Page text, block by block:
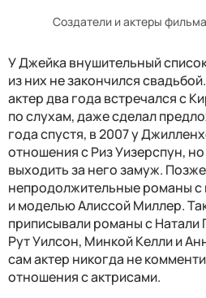
Создатели и актеры
У Джейка внушительный
из них не закончился
актер два года встречался с
по слухам, даже сделал
года спустя, в 2007 у
отношения с Риз Уизерспун,
выходить за него замуж.
непродолжительные романы с
и моделью Алиссой Миллер.
приписывали романы с
Рут Уилсон, Минкой Келли и
сам актер никогда не
отношения с актрисами.